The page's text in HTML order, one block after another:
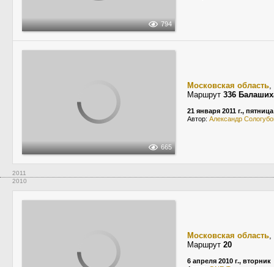
794
665
Московская область,
Маршрут 336
21 января 2011 г., пятница
Автор: Александр
2011
2010
Московская область,
Маршрут 20
6 апреля 2010 г., вторник